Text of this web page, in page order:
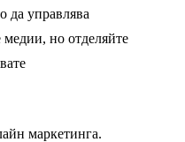
да управлява
медии, но отделяйте
маркетинга.